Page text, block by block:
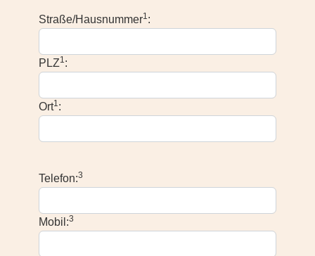
Straße/Hausnummer1:
PLZ1:
Ort1:
Telefon:3
Mobil:3